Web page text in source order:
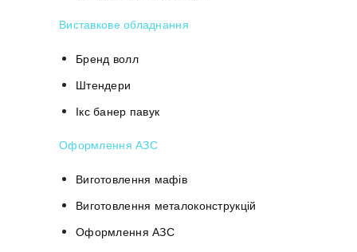
Виставкове обладнання
Бренд волл
Штендери
Ікс банер павук
Оформлення АЗС
Виготовлення мафів
Виготовлення металоконструкцій
Оформлення АЗС